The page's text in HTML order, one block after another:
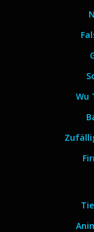
Wu